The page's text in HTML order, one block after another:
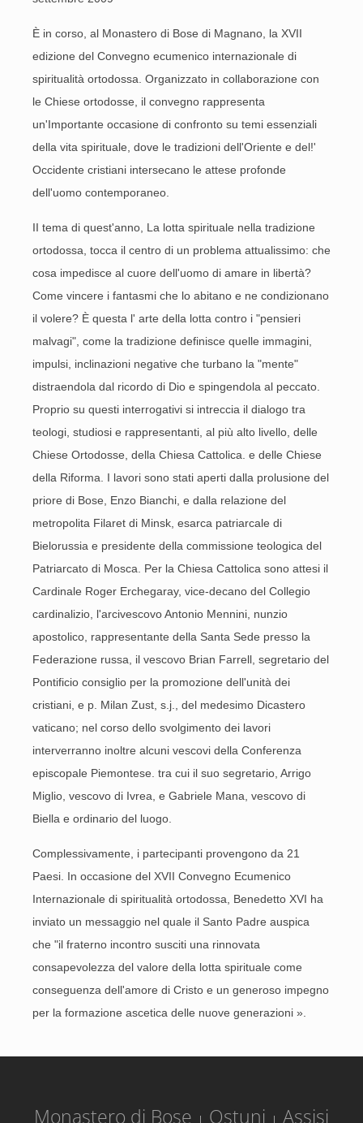
È in corso, al Monastero di Bose di Magnano, la XVII
edizione del Convegno ecumenico internazionale di
spiritualità ortodossa. Organizzato in collaborazione con
le Chiese ortodosse, il convegno rappresenta
un'Importante occasione di confronto su temi essenziali
della vita spirituale, dove le tradizioni dell'Oriente e del!'
Occidente cristiani intersecano le attese profonde
dell'uomo contemporaneo.
II tema di quest'anno, La lotta spirituale nella tradizione
ortodossa, tocca il centro di un problema attualissimo: che
cosa impedisce al cuore dell'uomo di amare in libertà?
Come vincere i fantasmi che lo abitano e ne condizionano
il volere? È questa l' arte della lotta contro i "pensieri
malvagi", come la tradizione definisce quelle immagini,
impulsi, inclinazioni negative che turbano la "mente"
distraendola dal ricordo di Dio e spingendola al peccato.
Proprio su questi interrogativi si intreccia il dialogo tra
teologi, studiosi e rappresentanti, al più alto livello, delle
Chiese Ortodosse, della Chiesa Cattolica. e delle Chiese
della Riforma. I lavori sono stati aperti dalla prolusione del
priore di Bose, Enzo Bianchi, e dalla relazione del
metropolita Filaret di Minsk, esarca patriarcale di
Bielorussia e presidente della commissione teologica del
Patriarcato di Mosca. Per la Chiesa Cattolica sono attesi il
Cardinale Roger Erchegaray, vice-decano del Collegio
cardinalizio, l'arcivescovo Antonio Mennini, nunzio
apostolico, rappresentante della Santa Sede presso la
Federazione russa, il vescovo Brian Farrell, segretario del
Pontificio consiglio per la promozione dell'unità dei
cristiani, e p. Milan Zust, s.j., del medesimo Dicastero
vaticano; nel corso dello svolgimento dei lavori
interverranno inoltre alcuni vescovi della Conferenza
episcopale Piemontese. tra cui il suo segretario, Arrigo
Miglio, vescovo di Ivrea, e Gabriele Mana, vescovo di
Biella e ordinario del luogo.
Complessivamente, i partecipanti provengono da 21
Paesi. In occasione del XVII Convegno Ecumenico
Internazionale di spiritualità ortodossa, Benedetto XVI ha
inviato un messaggio nel quale il Santo Padre auspica
che "il fraterno incontro susciti una rinnovata
consapevolezza del valore della lotta spirituale come
conseguenza dell'amore di Cristo e un generoso impegno
per la formazione ascetica delle nuove generazioni ».
Monastero di Bose Ostuni Assisi